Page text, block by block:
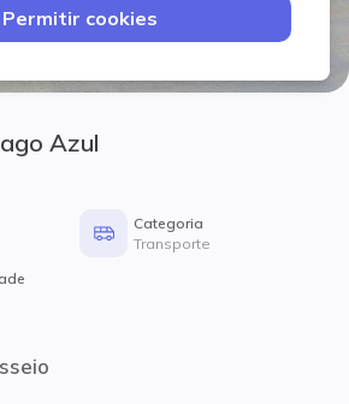
Permitir cookies
Azul
Categoria
Transporte